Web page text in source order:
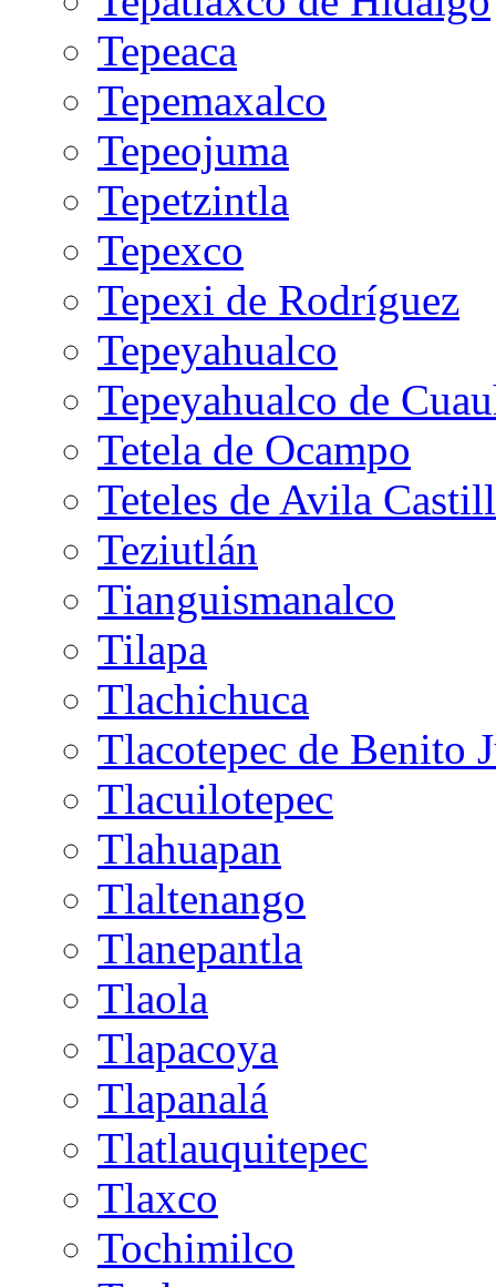
Tepeaca
Tepemaxalco
Tepeojuma
Tepetzintla
Tepexco
Tepexi de Rodríguez
Tepeyahualco
Tepeyahualco de
Tetela de Ocampo
Teteles de Avila
Teziutlán
Tianguismanalco
Tilapa
Tlachichuca
Tlacotepec de Benito
Tlacuilotepec
Tlahuapan
Tlaltenango
Tlanepantla
Tlaola
Tlapacoya
Tlapanalá
Tlatlauquitepec
Tlaxco
Tochimilco